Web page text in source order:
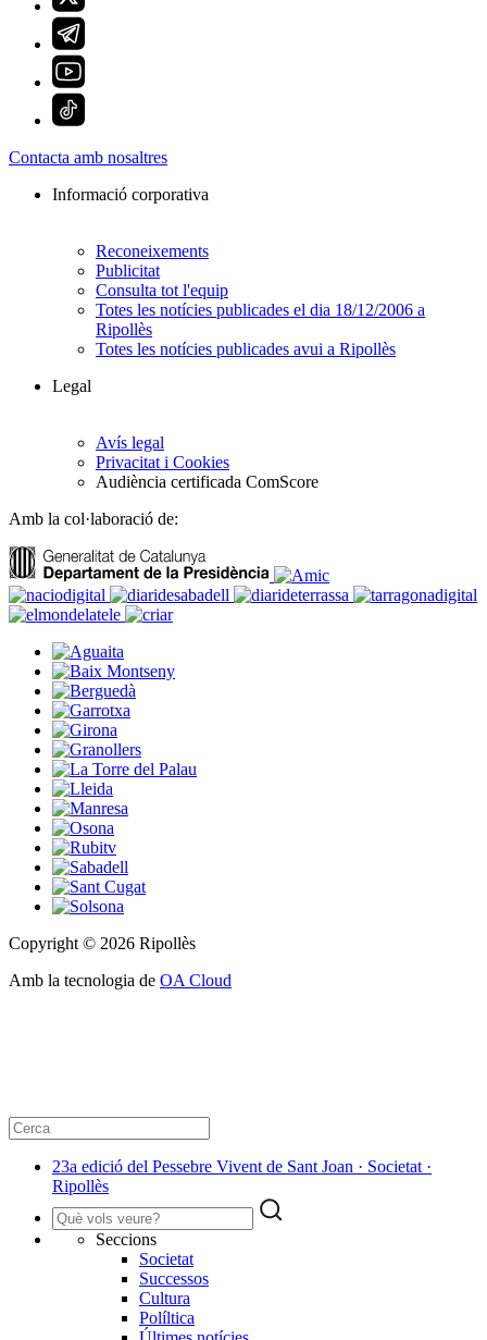
Contacta amb nosaltres
Informació corporativa
Reconeixements
Publicitat
Consulta tot l'equip
Totes les notícies publicades el dia 18/12/2006 a
Ripollès
Totes les notícies publicades avui a Ripollès
Legal
Avís legal
Privacitat i Cookies
Audiència certificada ComScore
Amb la col·laboració de:
Copyright © 2026 Ripollès
Amb la tecnologia de OA Cloud
23a edició del Pessebre Vivent de Sant Joan · Societat ·
Ripollès
Seccions
Societat
Successos
Cultura
Políltica